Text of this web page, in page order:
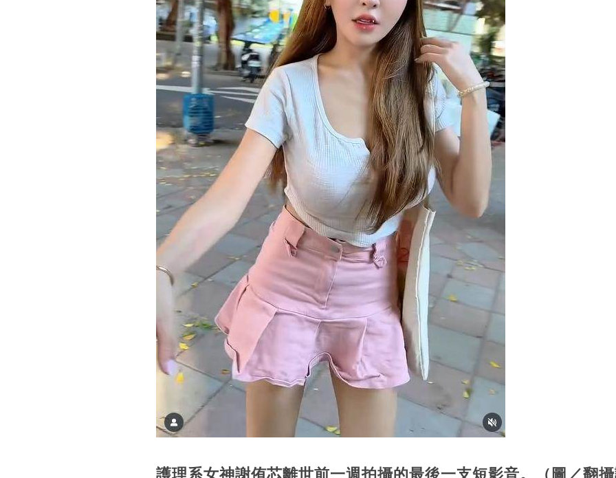
護理系女神謝侑芯離世前一週拍攝的最後一支短影音。 （圖／翻